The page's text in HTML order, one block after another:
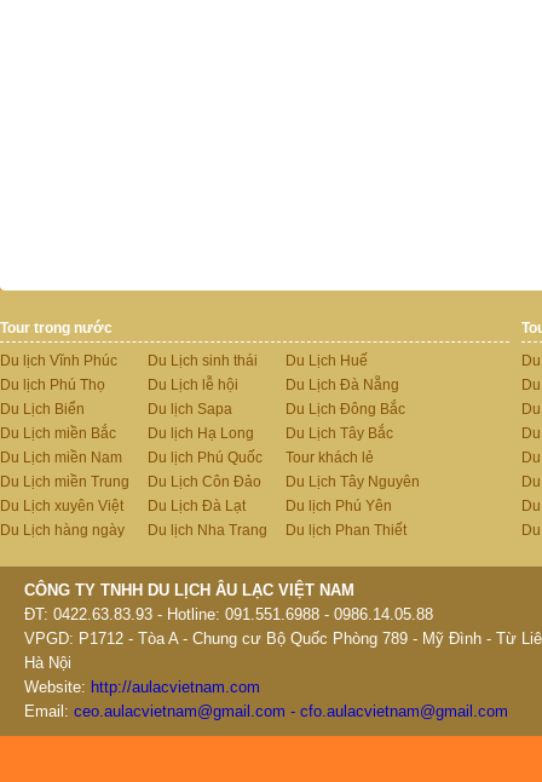
Tour trong nước
Du lịch Vĩnh Phúc
Du lịch Phú Thọ
Du Lịch Biển
Du Lịch miền Bắc
Du Lịch miền Nam
Du Lịch miền Trung
Du Lịch xuyên Việt
Du Lịch hàng ngày
Du Lịch sinh thái
Du Lịch lễ hội
Du lịch Sapa
Du lịch Hạ Long
Du lịch Phú Quốc
Du Lịch Côn Đảo
Du Lịch Đà Lạt
Du lịch Nha Trang
Du Lịch Huế
Du Lịch Đà Nẵng
Du Lịch Đông Bắc
Du Lịch Tây Bắc
Tour khách lẻ
Du Lịch Tây Nguyên
Du lịch Phú Yên
Du lịch Phan Thiết
CÔNG TY TNHH DU LỊCH ÂU LẠC VIỆT NAM
ĐT: 0422.63.83.93 - Hotline: 091.551.6988 - 0986.14.05.88
VPGD: P1712 - Tòa A - Chung cư Bộ Quốc Phòng 789 - Mỹ Đình - Từ
Hà Nội
Website: http://aulacvietnam.com
Email: ceo.aulacvietnam@gmail.com - cfo.aulacvietnam@gmail.com